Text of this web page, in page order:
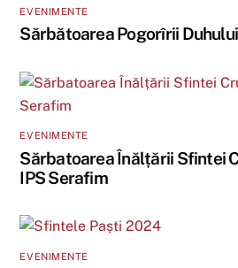
EVENIMENTE
Sărbătoarea Pogorîrii
EVENIMENTE
Sărbatoarea Înălțării Sfintei
IPS Serafim
EVENIMENTE